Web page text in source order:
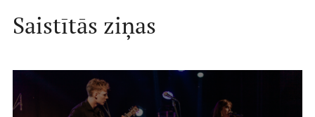
Ētikas pārkāpumu ziņojumi
Par RSU SP
Saistītās ziņas